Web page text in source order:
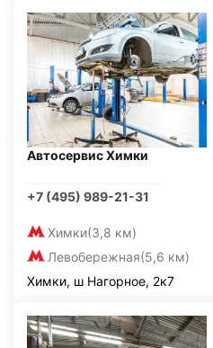
Автосервис Химки
+7 (495) 989-21-31
Химки(3,8 км)
Левобережная(5,6 км)
Химки, ш Нагорное, 2к7